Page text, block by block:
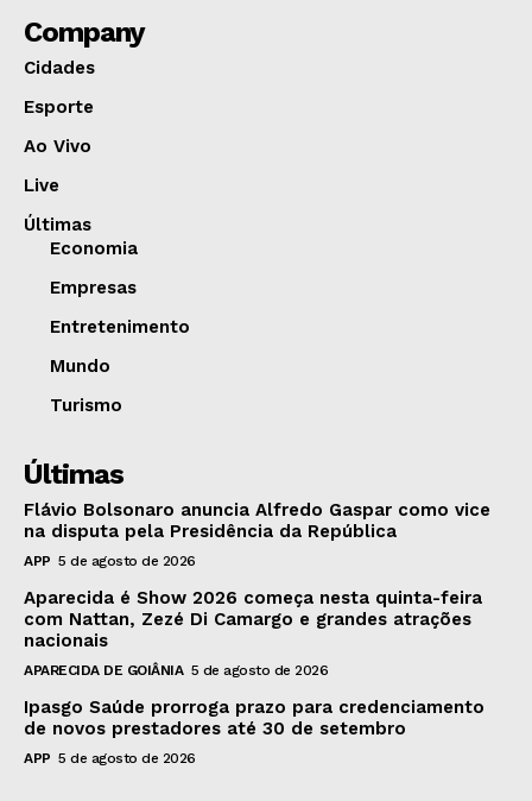
Company
Cidades
Esporte
Ao Vivo
Live
Últimas
Economia
Empresas
Entretenimento
Mundo
Turismo
Últimas
Flávio Bolsonaro anuncia Alfredo Gaspar como vice
na disputa pela Presidência da República
APP 5 de agosto de 2026
Aparecida é Show 2026 começa nesta quinta-feira
com Nattan, Zezé Di Camargo e grandes atrações
nacionais
APARECIDA DE GOIÂNIA 5 de agosto de 2026
Ipasgo Saúde prorroga prazo para credenciamento
de novos prestadores até 30 de setembro
APP 5 de agosto de 2026